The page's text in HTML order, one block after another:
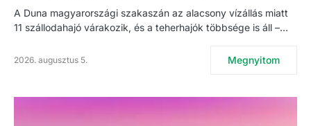
A Duna magyarországi szakaszán az alacsony vízállás miatt
11 szállodahajó várakozik, és a teherhajók többsége is áll –…
2026. augusztus 5. Megnyitom